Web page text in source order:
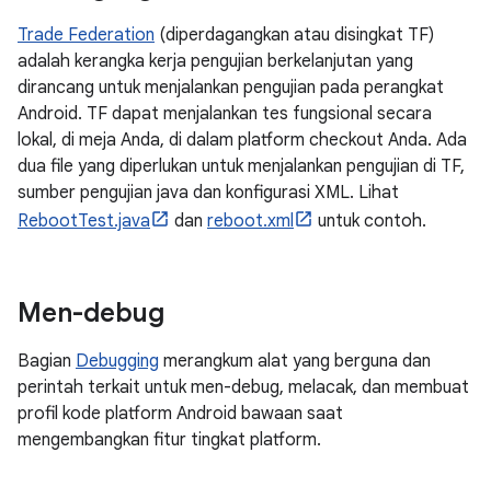
Trade Federation (diperdagangkan atau disingkat TF)
adalah kerangka kerja pengujian berkelanjutan yang
dirancang untuk menjalankan pengujian pada perangkat
Android. TF dapat menjalankan tes fungsional secara
lokal, di meja Anda, di dalam platform checkout Anda. Ada
dua file yang diperlukan untuk menjalankan pengujian di TF,
sumber pengujian java dan konfigurasi XML. Lihat
RebootTest.java
dan reboot.xml untuk contoh.
Men-debug
Bagian Debugging merangkum alat yang berguna dan
perintah terkait untuk men-debug, melacak, dan membuat
profil kode platform Android bawaan saat
mengembangkan fitur tingkat platform.